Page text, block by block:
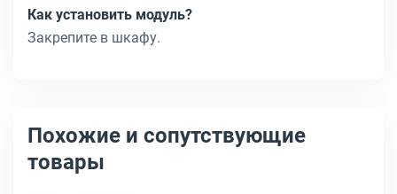
Как установить модуль?
Закрепите в шкафу.
Похожие и сопутствующие
товары